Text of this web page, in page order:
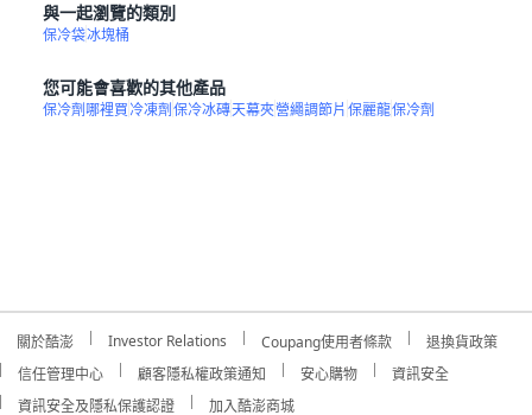
與一起瀏覽的類別
保冷袋冰塊桶
您可能會喜歡的其他產品
保冷劑哪裡買冷凍劑保冷冰磚天幕夾營繩調節片保麗龍保冷劑
關於酷澎 Investor Relations Coupang使用者條款
退換貨政策
信任管理中心
顧客隱私權政策通知 安心購物
資訊安全
資訊安全及隱私保護認證
加入酷澎商城